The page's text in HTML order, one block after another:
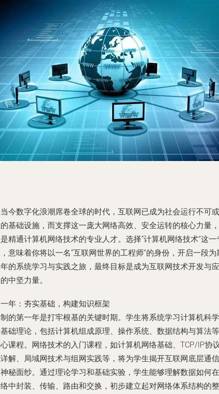
今数字化浪潮席卷全球的时代，互联网已成为社会运行不可或
基础设施，而支撑这一庞大网络高效、安全运转的核心力量，
精通计算机网络技术的专业人才。选择“计算机网络技术”这一
意味着你将以一名“互联网世界的工程师”的身份，开启一段为
的系统学习与实践之旅，最终目标是成为互联网技术开发与应
中坚力量。
年：夯实基础，构建知识框架
的第一年是打牢根基的关键时期。学生将系统学习计算机科学
础理论，包括计算机组成原理、操作系统、数据结构与算法等
课程。网络技术的入门课程，如计算机网络基础、TCP/IP协
解、局域网技术与组网实践等，将为学生揭开互联网底层通信
秘面纱。通过理论学习和基础实验，学生能够理解数据如何在
中封装、传输、路由和交换，初步建立起对网络体系结构的整